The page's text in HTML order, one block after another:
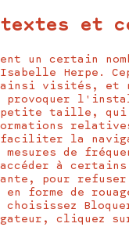
et
un certain
Herpe.
visités, et
provoquer
taille, qui
faciliter la
mesures de
à
pour
en forme de
cliquez